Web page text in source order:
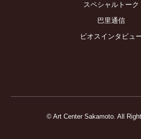
スペシャルトーク
巴里通信
ビオスインタビュ
© Art Center Sakamoto. All